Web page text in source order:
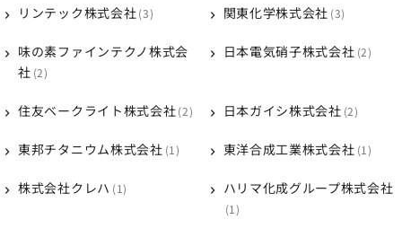
リンテック株式会社 3 関東化学株式会社 3
味の素ファインテクノ株式会
社 2
日本電気硝子株式会社 2
住友ベークライト株式会社 2 日本ガイシ株式会社 2
東邦チタニウム株式会社 1 東洋合成工業株式会社 1
株式会社クレハ 1 ハリマ化成グループ株式会社
1